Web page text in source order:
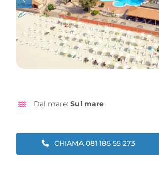
Dal mare: Sul mare
CHIAMA 081 185 55 273